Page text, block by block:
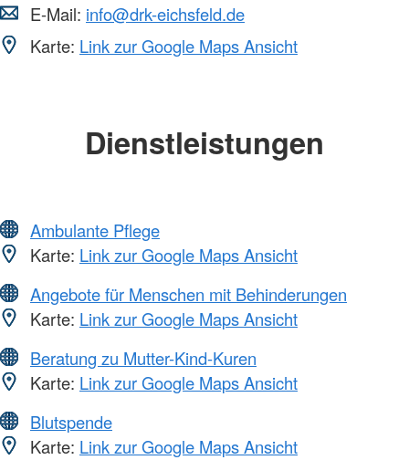
E-Mail: info@drk-eichsfeld.de
Karte: Link zur Google Maps Ansicht
Dienstleistungen
Ambulante Pflege
Karte: Link zur Google Maps Ansicht
Angebote für Menschen mit Behinderungen
Karte: Link zur Google Maps Ansicht
Beratung zu Mutter-Kind-Kuren
Karte: Link zur Google Maps Ansicht
Blutspende
Karte: Link zur Google Maps Ansicht